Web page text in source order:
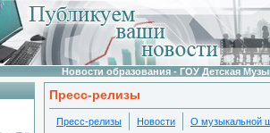
Новости образования - ГОУ Детская
Пресс-релизы
Пресс-релизы Новости О музыкальной